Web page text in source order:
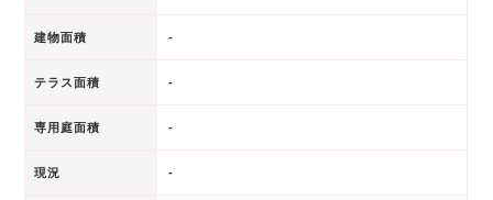
建物面積 -
テラス面積 -
専用庭面積 -
現況 -